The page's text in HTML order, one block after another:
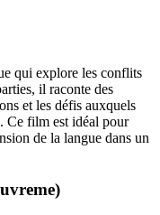
qui explore les conflits
il raconte des
et les défis auxquels
Ce film est idéal pour
de la langue dans un